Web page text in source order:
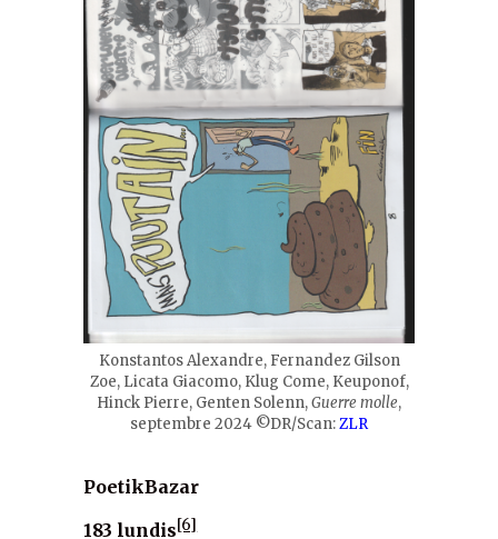
Konstantos Alexandre, Fernandez Gilson
Zoe, Licata Giacomo, Klug Come, Keuponof,
Hinck Pierre, Genten Solenn,Guerre molle,
septembre 2024 ©DR/Scan:ZLR
PoetikBazar
183 lundis[6]